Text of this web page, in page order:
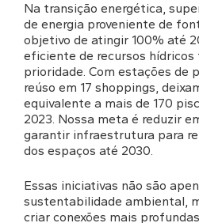
Na transição energética,
de energia proveniente de
objetivo de atingir 100% até
eficiente de recursos hídricos
prioridade. Com estações de
reúso em 17 shoppings,
equivalente a mais de 170
2023. Nossa meta é reduzir
garantir infraestrutura para
dos espaços até 2030.
Essas iniciativas não são
sustentabilidade ambiental,
criar conexões mais